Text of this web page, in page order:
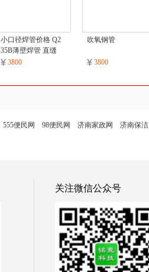
小口径焊管价格 Q2
35B薄壁焊管 直缝
焊管3800
吹氧钢管
3800
555便民网 98便民网 济南家政网 济南保洁
关注微信公众号